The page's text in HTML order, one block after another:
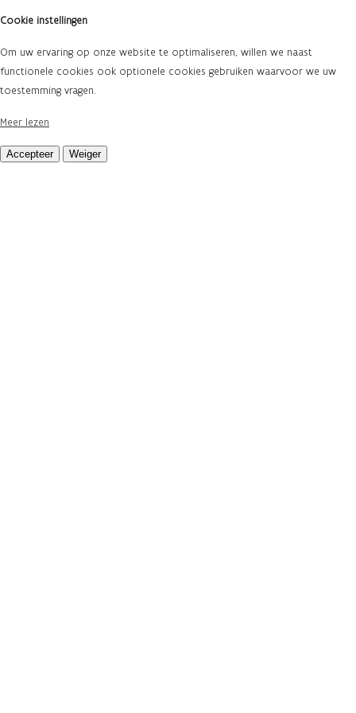
Cookie instellingen
Om uw ervaring op onze website te optimaliseren, willen we naast
functionele cookies ook optionele cookies gebruiken waarvoor we uw
toestemming vragen.
Meer lezen
Accepteer Weiger